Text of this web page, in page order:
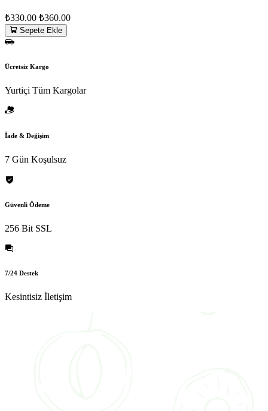
₺330.00 ₺360.00
Sepete Ekle
Ücretsiz Kargo
Yurtiçi Tüm Kargolar
İade & Değişim
7 Gün Koşulsuz
Güvenli Ödeme
256 Bit SSL
7/24 Destek
Kesintisiz İletişim